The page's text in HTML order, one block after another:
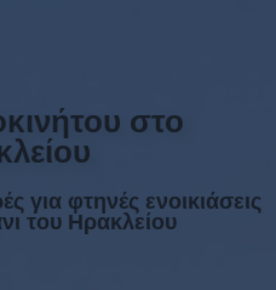
στο
για φτηνές ενοικιάσεις
του Ηρακλείου